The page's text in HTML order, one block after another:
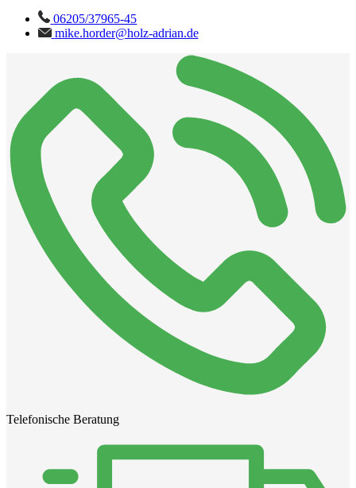
06205/37965-45
mike.horder@holz-adrian.de
Telefonische Beratung